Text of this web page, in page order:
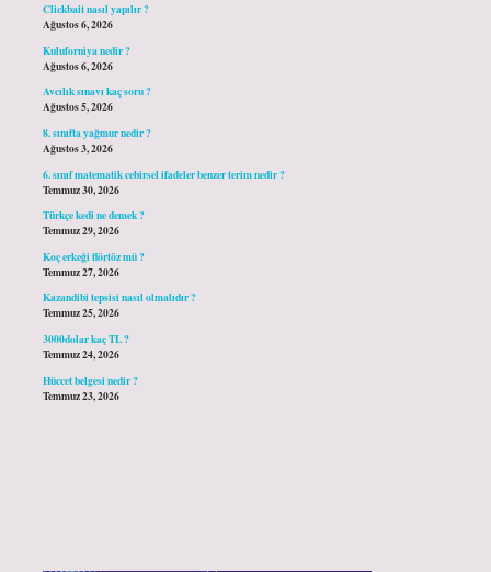
Clickbait nasıl yapılır ?
Ağustos 6, 2026
Kuluforniya nedir ?
Ağustos 6, 2026
Avcılık sınavı kaç soru ?
Ağustos 5, 2026
8. sınıfta yağmur nedir ?
Ağustos 3, 2026
6. sınıf matematik cebirsel ifadeler benzer terim nedir ?
Temmuz 30, 2026
Türkçe kedi ne demek ?
Temmuz 29, 2026
Koç erkeği flörtöz mü ?
Temmuz 27, 2026
Kazandibi tepsisi nasıl olmalıdır ?
Temmuz 25, 2026
3000dolar kaç TL ?
Temmuz 24, 2026
Hüccet belgesi nedir ?
Temmuz 23, 2026